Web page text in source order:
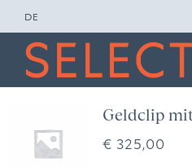
Zum
Inhalt
springen
DE
Concept
Friends
Geldclip
€ 325,00